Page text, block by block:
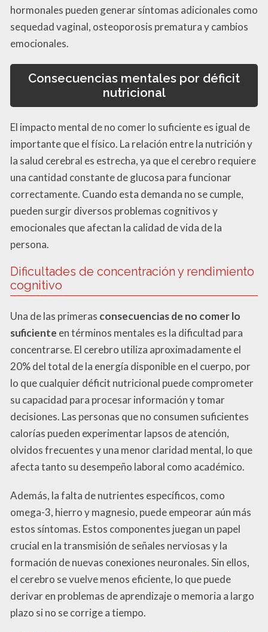
hormonales pueden generar síntomas adicionales como
sequedad vaginal, osteoporosis prematura y cambios
emocionales.
Consecuencias mentales por déficit
nutricional
El impacto mental de no comer lo suficiente es igual de
importante que el físico. La relación entre la nutrición y
la salud cerebral es estrecha, ya que el cerebro requiere
una cantidad constante de glucosa para funcionar
correctamente. Cuando esta demanda no se cumple,
pueden surgir diversos problemas cognitivos y
emocionales que afectan la calidad de vida de la
persona.
Dificultades de concentración y rendimiento
cognitivo
Una de las primeras consecuencias de no comer lo
suficiente en términos mentales es la dificultad para
concentrarse. El cerebro utiliza aproximadamente el
20% del total de la energía disponible en el cuerpo, por
lo que cualquier déficit nutricional puede comprometer
su capacidad para procesar información y tomar
decisiones. Las personas que no consumen suficientes
calorías pueden experimentar lapsos de atención,
olvidos frecuentes y una menor claridad mental, lo que
afecta tanto su desempeño laboral como académico.
Además, la falta de nutrientes específicos, como
omega-3, hierro y magnesio, puede empeorar aún más
estos síntomas. Estos componentes juegan un papel
crucial en la transmisión de señales nerviosas y la
formación de nuevas conexiones neuronales. Sin ellos,
el cerebro se vuelve menos eficiente, lo que puede
derivar en problemas de aprendizaje o memoria a largo
plazo si no se corrige a tiempo.